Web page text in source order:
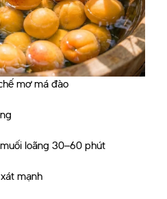
mơ má đào
loãng 30–60 phút
mạnh